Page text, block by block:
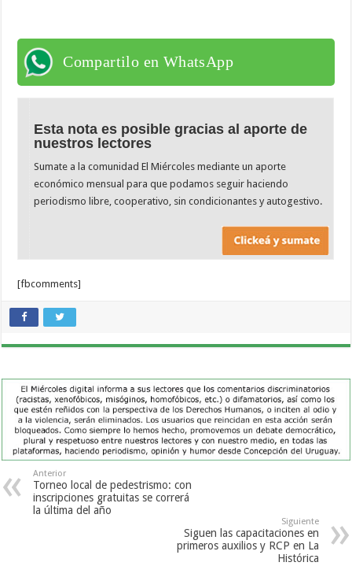
Compartilo en WhatsApp
Esta nota es posible gracias al aporte de
nuestros lectores
Sumate a la comunidad El Miércoles mediante un aporte
económico mensual para que podamos seguir haciendo
periodismo libre, cooperativo, sin condicionantes y autogestivo.
[fbcomments]
Anterior
Torneo local de pedestrismo: con
inscripciones gratuitas se correrá
la última del año
Siguiente
Siguen las capacitaciones en
primeros auxilios y RCP en La
Histórica